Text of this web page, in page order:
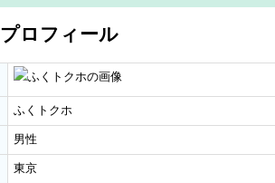
プロフィール
ふくトクホ
男性
東京